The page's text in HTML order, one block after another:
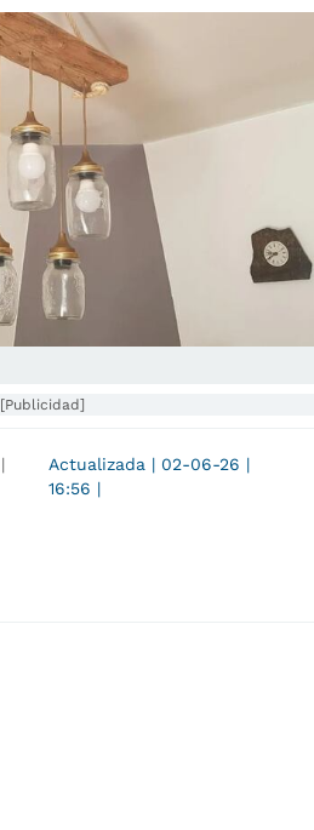
[Publicidad]
|
Actualizada | 02-06-26 |
16:56 |